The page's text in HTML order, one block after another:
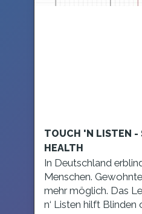
TOUCH 'N LISTEN -
HEALTH
In Deutschland
Menschen.
mehr möglich. Das
n‘ Listen hilft